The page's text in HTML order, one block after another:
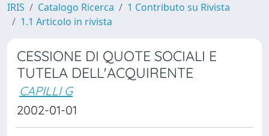
IRIS Catalogo Ricerca
1 Contributo su Rivista
1.1 Articolo in rivista
CESSIONE DI QUOTE SOCIALI E
TUTELA DELL'ACQUIRENTE
CAPILLI G
2002-01-01